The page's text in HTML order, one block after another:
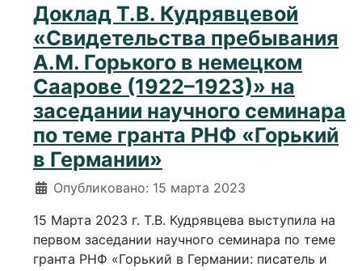
Доклад Т.В. Кудрявцевой
«Свидетельства пребывания
А.М. Горького в немецком
Саарове (1922–1923)» на
заседании научного семинара
по теме гранта РНФ «Горький
в Германии»
Информация о материале
Опубликовано: 15 марта 2023
15 Марта 2023 г. Т.В. Кудрявцева выступила на
первом заседании научного семинара по теме
гранта РНФ «Горький в Германии: писатель и